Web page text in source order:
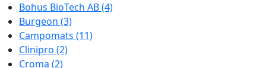
Bohus BioTech AB(4)
Burgeon (3)
Campomats (11)
Clinipro (2)
Croma (2)